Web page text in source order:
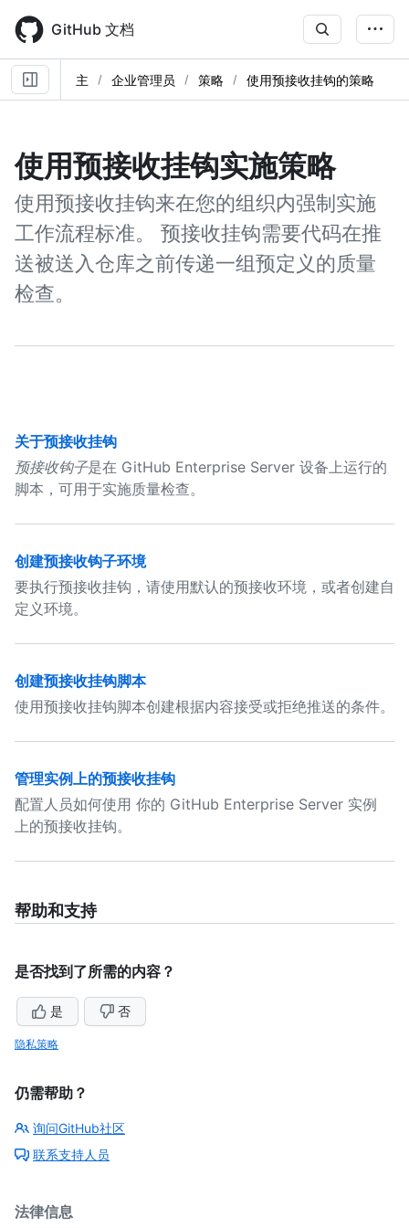
main
content
GitHub 文档
主 企业管理员 策略 使用预接收挂钩的策略
使用预接收挂钩实施策略
使用预接收挂钩来在您的组织内强制实施
工作流程标准。 预接收挂钩需要代码在推
送被送入仓库之前传递一组预定义的质量
检查。
关于预接收挂钩
预接收钩子是在 GitHub Enterprise Server 设备上运行的
脚本，可用于实施质量检查。
创建预接收钩子环境
要执行预接收挂钩，请使用默认的预接收环境，或者创建自
定义环境。
创建预接收挂钩脚本
使用预接收挂钩脚本创建根据内容接受或拒绝推送的条件。
管理实例上的预接收挂钩
配置人员如何使用 你的 GitHub Enterprise Server 实例
上的预接收挂钩。
帮助和支持
是否找到了所需的内容？
是 否
隐私策略
仍需帮助？
询问GitHub社区
联系支持人员
法律信息